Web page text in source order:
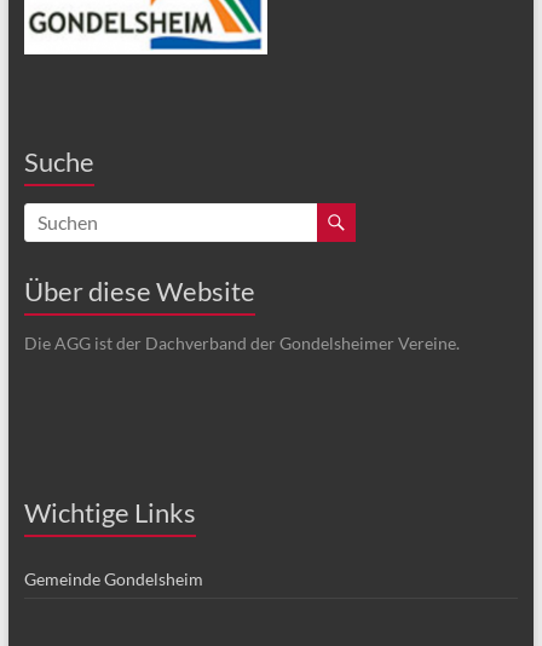
Suche
Über diese Website
Die AGG ist der Dachverband der Gondelsheimer Vereine.
Wichtige Links
Gemeinde Gondelsheim